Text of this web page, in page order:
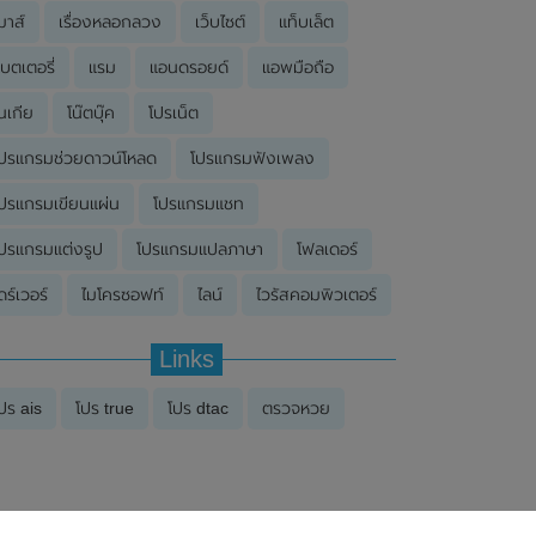
าส์ เรื่องหลอกลวง เว็บไซต์ แท็บเล็ต
ตเตอรี่ แรม แอนดรอยด์ แอพมือถือ
เกีย โน๊ตบุ๊ค โปรเน็ต
รแกรมช่วยดาวน์โหลด โปรแกรมฟังเพลง
รแกรมเขียนแผ่น โปรแกรมแชท
รแกรมแต่งรูป โปรแกรมแปลภาษา โฟลเดอร์
ร์เวอร์ ไมโครซอฟท์ ไลน์ ไวรัสคอมพิวเตอร์
Links
ร ais โปร true โปร dtac ตรวจหวย